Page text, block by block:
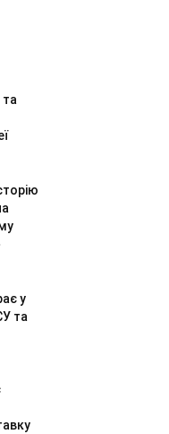
та
у
та